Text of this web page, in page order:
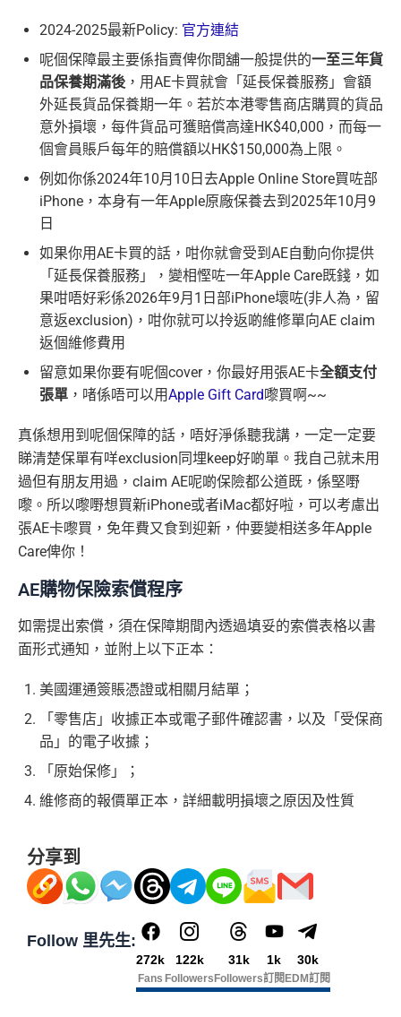
2024-2025最新Policy: 官方連結
呢個保障最主要係指賣俾你間舖一般提供的一至三年貨
品保養期滿後 ，用AE卡買就會「延長保養服務」會額
外延長貨品保養期一年。若於本港零售商店購買的貨品
意外損壞，每件貨品可獲賠償高達HK$40,000，而每一
個會員賬戶每年的賠償額以HK$150,000為上限。
例如你係2024年10月10日去Apple Online Store買咗部
iPhone，本身有一年Apple原廠保養去到2025年10月9
日
如果你用AE卡買的話，咁你就會受到AE自動向你提供
「延長保養服務」，變相慳咗一年Apple Care既錢，如
果咁唔好彩係2026年9月1日部iPhone壞咗(非人為，留
意返exclusion)，咁你就可以拎返啲維修單向AE claim
返個維修費用
留意如果你要有呢個cover，你最好用張AE卡全額支付
張單 ，啫係唔可以用Apple Gift Card嚟買啊~~
真係想用到呢個保障的話，唔好淨係聽我講，一定一定要
睇清楚保單有咩exclusion同埋keep好啲單。我自己就未用
過但有朋友用過，claim AE呢啲保險都公道既，係堅嘢
嚟。所以嚟嘢想買新iPhone或者iMac都好啦，可以考慮出
張AE卡嚟買，免年費又食到迎新，仲要變相送多年Apple
Care俾你！
AE購物保險索償程序
如需提出索償，須在保障期間內透過填妥的索償表格以書
面形式通知，並附上以下正本：
美國運通簽賬憑證或相關月結單；
「零售店」收據正本或電子郵件確認書，以及「受保商
品」的電子收據；
「原始保修」；
維修商的報價單正本，詳細載明損壞之原因及性質
分享到
Follow 里先生:
272k
Fans
122k
Followers
31k
Followers
1k
訂閱
30k
EDM訂閱